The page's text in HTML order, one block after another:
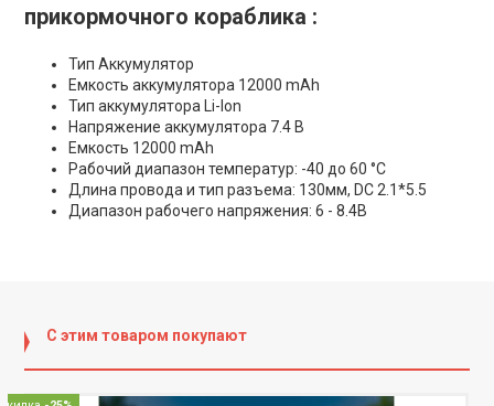
прикормочного кораблика :
Тип Аккумулятор
Емкость аккумулятора 12000 mAh
Тип аккумулятора Li-Ion
Напряжение аккумулятора 7.4 В
Емкость 12000 mAh
Рабочий диапазон температур: -40 до 60 °C
Длина провода и тип разъема: 130мм, DC 2.1*5.5
Диапазон рабочего напряжения: 6 - 8.4В
С этим товаром покупают